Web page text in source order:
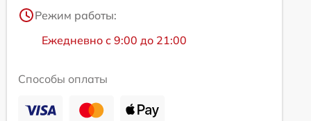
Режим работы:
Ежедневно с 9:00 до 21:00
Способы оплаты